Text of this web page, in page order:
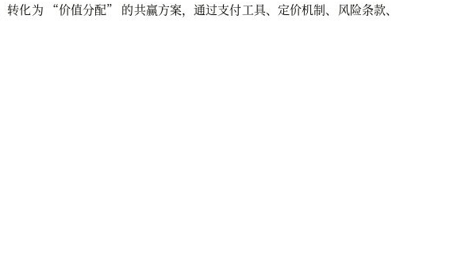
化为 “价值分配” 的共赢方案，通过支付工具、定价机制、风险条款、